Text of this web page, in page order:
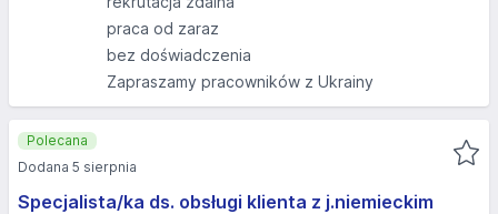
praca od zaraz
bez doświadczenia
Zapraszamy pracowników z Ukrainy
Specjalista/ka ds. obsługi klienta z j.niemieckim
Polecana
Dodana 5 sierpnia